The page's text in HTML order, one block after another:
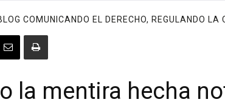
COMUNICANDO EL DERECHO, REGULANDO LA
la mentira hecha